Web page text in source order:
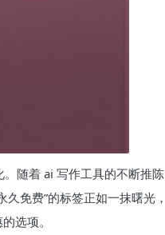
随着 ai 写作工具的不断推陈
免费”的标签正如一抹曙光，
选项。